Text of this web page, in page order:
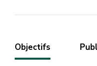
Objectifs